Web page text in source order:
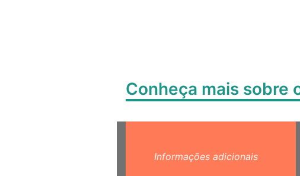
Conheça mais sobre
Informações adicionais